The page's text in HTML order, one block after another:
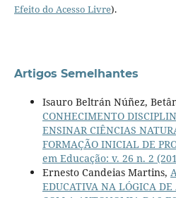
Efeito do Acesso Livre).
Artigos Semelhantes
Isauro Beltrán Núñez,
CONHECIMENTO
ENSINAR CIÊNCIAS
FORMAÇÃO INICIAL DE
em Educação: v. 26 n. 2
Ernesto Candeias Martins,
EDUCATIVA NA LÓGICA DE